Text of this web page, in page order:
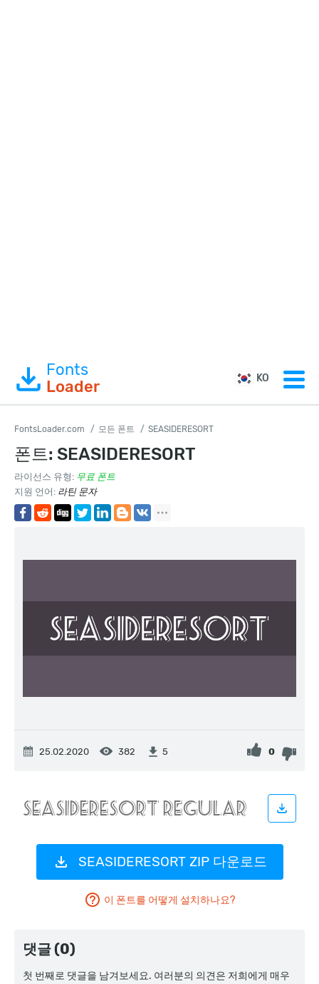
Fonts
Loader
KO
FontsLoader.com 모든 폰트 SEASIDERESORT
폰트: SEASIDERESORT
라이선스 유형: 무료 폰트
지원 언어: 라틴 문자
25.02.2020 382 5 0
SEASIDERESORT ZIP 다운로드
이 폰트를 어떻게 설치하나요?
댓글 (0)
첫 번째로 댓글을 남겨보세요. 여러분의 의견은 저희에게 매우